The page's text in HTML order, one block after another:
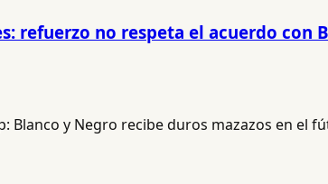
refuerzo no respeta el acuerdo con